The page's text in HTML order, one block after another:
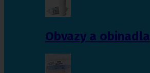
Obvazy a obinadla